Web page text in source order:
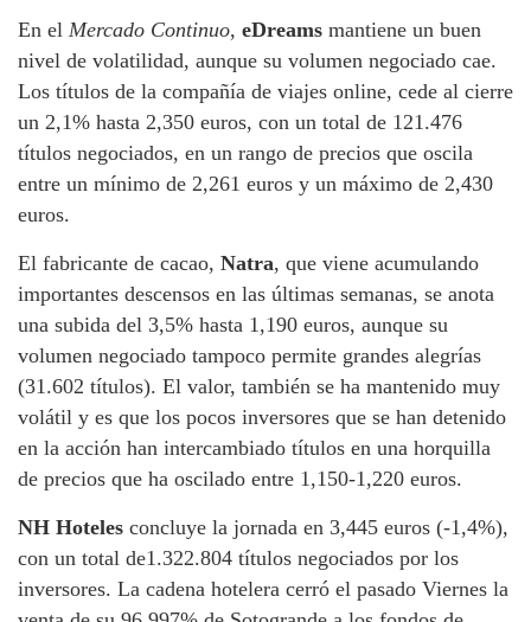
En el Mercado Continuo, eDreams mantiene un buen
nivel de volatilidad, aunque su volumen negociado cae.
Los títulos de la compañía de viajes online, cede al cierre
un 2,1% hasta 2,350 euros, con un total de 121.476
títulos negociados, en un rango de precios que oscila
entre un mínimo de 2,261 euros y un máximo de 2,430
euros.
El fabricante de cacao, Natra, que viene acumulando
importantes descensos en las últimas semanas, se anota
una subida del 3,5% hasta 1,190 euros, aunque su
volumen negociado tampoco permite grandes alegrías
(31.602 títulos). El valor, también se ha mantenido muy
volátil y es que los pocos inversores que se han detenido
en la acción han intercambiado títulos en una horquilla
de precios que ha oscilado entre 1,150-1,220 euros.
NH Hoteles concluye la jornada en 3,445 euros (-1,4%),
con un total de1.322.804 títulos negociados por los
inversores. La cadena hotelera cerró el pasado Viernes la